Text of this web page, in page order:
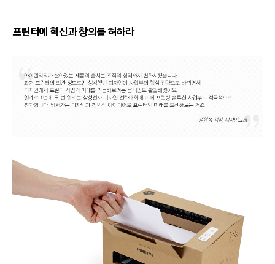
프린터에 혁신과 창의를 허하라